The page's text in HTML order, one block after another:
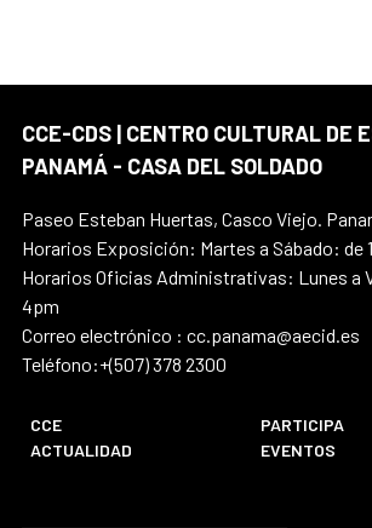
CCE-CDS | CENTRO CULTURAL DE
PANAMÁ - CASA DEL SOLDADO
Paseo Esteban Huertas, Casco Viejo.
Horarios Exposición: Martes a Sábado: de
Horarios Oficias Administrativas: Lunes a
4pm
Correo electrónico : cc.panama@aecid.es
Teléfono:+(507) 378 2300
CCE
PARTICIPA
ACTUALIDAD
EVENTOS